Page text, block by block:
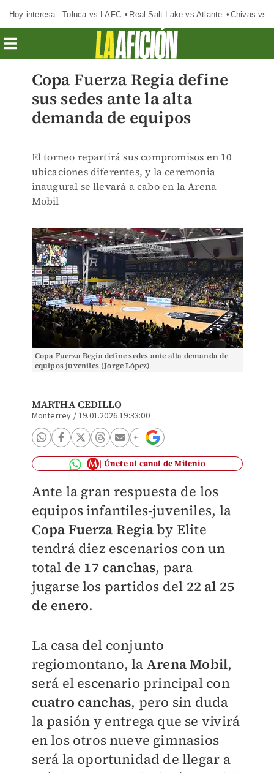
Hoy interesa: Toluca vs LAFC Real Salt Lake vs Atlante Chivas vs
Copa Fuerza Regia define
sus sedes ante la alta
demanda de equipos
El torneo repartirá sus compromisos en 10
ubicaciones diferentes, y la ceremonia
inaugural se llevará a cabo en la Arena
Mobil
Copa Fuerza Regia define sedes ante alta demanda de
equipos juveniles (Jorge López)
MARTHA CEDILLO
Monterrey /19.01.2026 19:33:00
Únete al canal de Milenio
Ante la gran respuesta de los
equipos infantiles-juveniles, la
Copa Fuerza Regiaby Elite
tendrá diez escenarios con un
total de 17 canchas, para
jugarse los partidos del 22 al 25
de enero.
La casa del conjunto
regiomontano, la Arena Mobil,
será el escenario principal con
cuatro canchas, pero sin duda
la pasión y entrega que se vivirá
en los otros nueve gimnasios
será la oportunidad de llegar a